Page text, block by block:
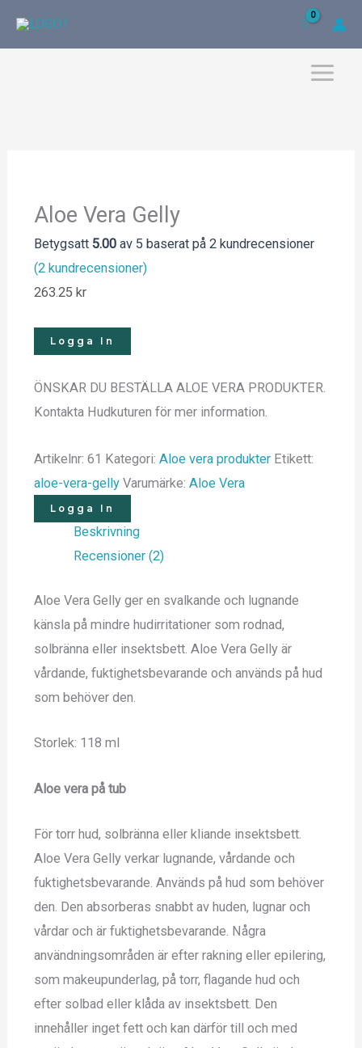
Aloe Vera Gelly
Betygsatt 5.00av 5 baserat på 2kundrecensioner
(2kundrecensioner)
263.25 kr
Logga In
ÖNSKAR DU BESTÄLLA ALOE VERA PRODUKTER.
Kontakta Hudkuturen för mer information.
Artikelnr: 61 Kategori: Aloe vera produkter Etikett:
aloe-vera-gelly Varumärke: Aloe Vera
Logga In
Beskrivning
Recensioner (2)
Aloe Vera Gelly ger en svalkande och lugnande
känsla på mindre hudirritationer som rodnad,
solbränna eller insektsbett. Aloe Vera Gelly är
vårdande, fuktighetsbevarande och används på hud
som behöver den.
Storlek: 118 ml
Aloe vera på tub
För torr hud, solbränna eller kliande insektsbett.
Aloe Vera Gelly verkar lugnande, vårdande och
fuktighetsbevarande. Används på hud som behöver
den. Den absorberas snabbt av huden, lugnar och
vårdar och är fuktighetsbevarande. Några
användningsområden är efter rakning eller epilering,
som makeupunderlag, på torr, flagande hud och
efter solbad eller klåda av insektsbett. Den
innehåller inget fett och kan därför till och med